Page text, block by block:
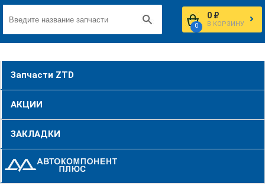
0
0 ₽
В КОРЗИНУ
Запчасти ZTD
АКЦИИ
ЗАКЛАДКИ